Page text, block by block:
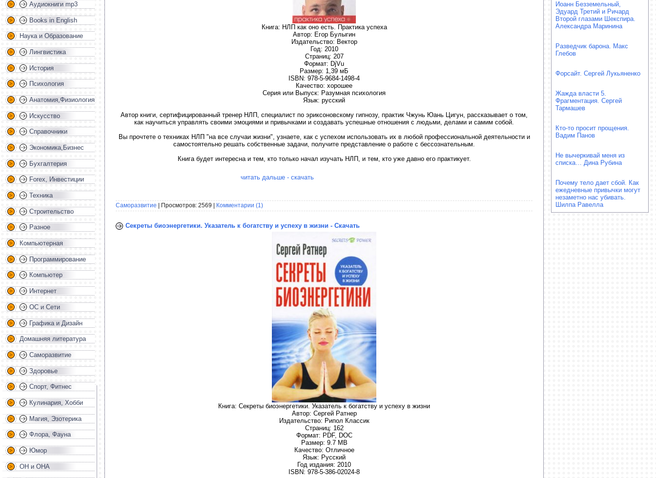
Аудиокниги mp3
Books in English
Наука и Образование
Лингвистика
История
Психология
Анатомия,Физиология
Искусство
Справочники
Экономика,Бизнес
Бухгалтерия
Forex, Инвестиции
Техника
Строительство
Разное
Компьютерная
Программирование
Компьютер
Интернет
ОС и Сети
Графика и Дизайн
Домашняя литература
Саморазвитие
Здоровье
Спорт, Фитнес
Кулинария, Хобби
Магия, Эзотерика
Флора, Фауна
Юмор
ОН и ОНА
Книга: НЛП как оно есть. Практика успеха
Автор: Егор Булыгин
Издательство: Вектор
Год: 2010
Страниц: 207
Формат: DjVu
Размер: 1,39 мБ
ISBN: 978-5-9684-1498-4
Качество: хорошее
Серия или Выпуск: Разумная психология
Язык: русский
Автор книги, сертифицированный тренер НЛП, специалист по эриксоновскому гипнозу, практик Чжунь Юань Цигун, рассказывает о том,
как научиться управлять своими эмоциями и привычками и создавать успешные отношения с людьми, делами и самим собой.
Вы прочтете о техниках НЛП "на все случаи жизни", узнаете, как с успехом использовать их в любой профессиональной деятельности и
самостоятельно решать собственные задачи, получите представление о работе с бессознательным.
Книга будет интересна и тем, кто только начал изучать НЛП, и тем, кто уже давно его практикует.
читать дальше - скачать
Саморазвитие | Просмотров: 2569 | Комментарии (1)
Секреты биоэнергетики. Указатель к богатству и успеху в жизни - Скачать
Книга: Секреты биоэнергетики. Указатель к богатству и успеху в жизни
Автор: Сергей Ратнер
Издательство: Рипол Классик
Страниц: 162
Формат: PDF, DOC
Размер: 9.7 MB
Качество: Отличное
Язык: Русский
Год издания: 2010
ISBN: 978-5-386-02024-8
Иоанн Безземельный,
Эдуард Третий и Ричард
Второй глазами Шекспира.
Александра Маринина
Разведчик барона. Макс
Глебов
Форсайт. Сергей Лукьяненко
Жажда власти 5.
Фрагментация. Сергей
Тармашев
Кто-то просит прощения.
Вадим Панов
Не вычеркивай меня из
списка… Дина Рубина
Почему тело дает сбой. Как
ежедневные привычки могут
незаметно нас убивать.
Шилпа Равелла